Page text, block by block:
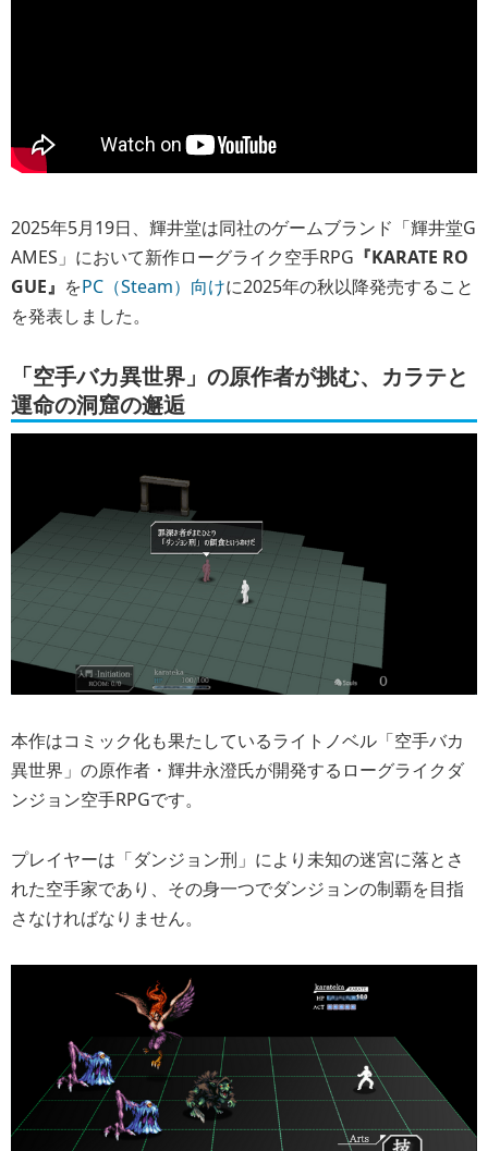
2025年5月19日、輝井堂は同社のゲームブランド「輝井堂G
AMES」において新作ローグライク空手RPG 『KARATE RO
GUE』 をPC（Steam）向けに2025年の秋以降発売すること
を発表しました。
「空手バカ異世界」の原作者が挑む、カラテと
運命の洞窟の邂逅
本作はコミック化も果たしているライトノベル「空手バカ
異世界」の原作者・輝井永澄氏が開発するローグライクダ
ンジョン空手RPGです。
プレイヤーは「ダンジョン刑」により未知の迷宮に落とさ
れた空手家であり、その身一つでダンジョンの制覇を目指
さなければなりません。